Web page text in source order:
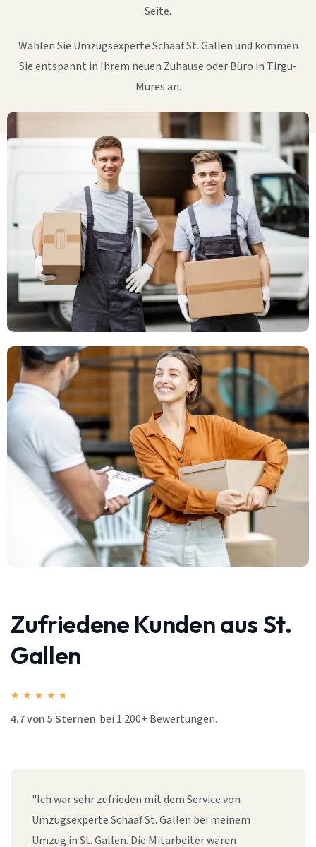
Seite.
Wählen Sie Umzugsexperte Schaaf St. Gallen und kommen
Sie entspannt in Ihrem neuen Zuhause oder Büro in Tirgu-
Mures an.
Zufriedene Kunden aus St.
Gallen
★ ★ ★ ★ ★
4.7 von 5 Sternen bei 1.200+ Bewertungen.
"Ich war sehr zufrieden mit dem Service von
Umzugsexperte Schaaf St. Gallen bei meinem
Umzug in St. Gallen. Die Mitarbeiter waren